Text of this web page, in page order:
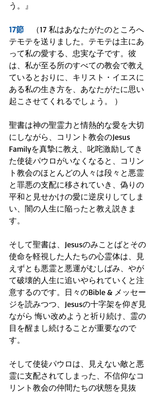
う。』
17節 （17 私はあなたがたのところへ
テモテを送りました。テモテは主にあ
って私の愛する、忠実な子です。彼
は、私が至る所のすべての教会で教え
ているとおりに、キリスト・イエスに
ある私の生き方を、あなたがたに思い
起こさせてくれるでしょう。 ）
聖書は神の聖霊力と情熱的な愛を大切
にしながら、コリント教会のJesus
Familyを真摯に教え、叱咤激励してき
た使徒パウロがいなくなると、コリン
ト教会のほとんどの人々は段々と悪霊
と罪悪の支配に移されていき、偽りの
平和と見せかけの愛に逆戻りしてしま
い、闇の人生に陥ったと教え説きま
す。
そして聖書は、Jesusのみことばとその
使命を軽視した人たちの心霊体は、見
えずとも悪霊と悪運がむしばみ、やが
て破壊的人生に追いやられていくと注
意するのです。日々のBible & メッセー
ジを読みつつ、Jesusの十字架を仰ぎ見
ながら 悔い改めようと祈り続け、霊の
目を醒まし続けることが重要なので
す。
そして使徒パウロは、見えない敵と悪
霊に支配されてしまった、不信仰なコ
リント教会の仲間たちの状態を見抜